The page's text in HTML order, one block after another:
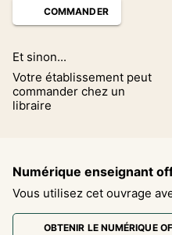
COMMANDER
Et sinon...
Votre établissement peut
commander chez un
libraire
Numérique enseignant
Vous utilisez cet ouvrage
OBTENIR LE NUMÉRIQUE